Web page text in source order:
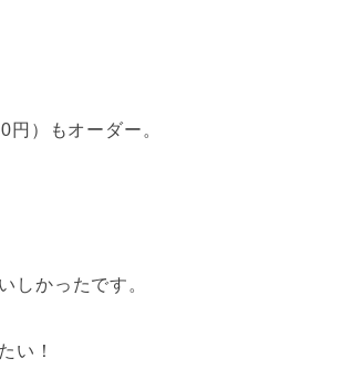
）もオーダー。
しかったです。
い！